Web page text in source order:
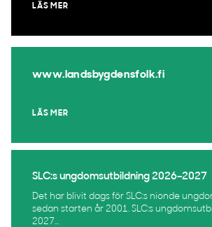
LÄS MER
www.landsbygdensfolk.fi
LÄS MER
SLC:s ungdomsutbildning 2026–2027
Det har blivit dags för SLC:s nionde
sedan starten år 2001. SLC:s
2027...